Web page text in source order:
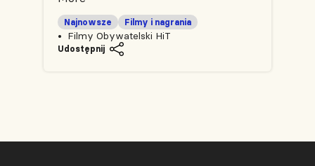
Filmy Obywatelski HiT
Najnowsze Filmy i nagrania
Udostępnij